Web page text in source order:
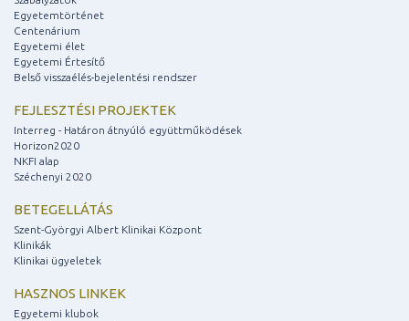
Egyetemtörténet
Centenárium
Egyetemi élet
Egyetemi Értesítő
Belső visszaélés-bejelentési rendszer
FEJLESZTÉSI PROJEKTEK
Interreg - Határon átnyúló együttműködések
Horizon2020
NKFI alap
Széchenyi 2020
BETEGELLÁTÁS
Szent-Györgyi Albert Klinikai Központ
Klinikák
Klinikai ügyeletek
HASZNOS LINKEK
Egyetemi klubok